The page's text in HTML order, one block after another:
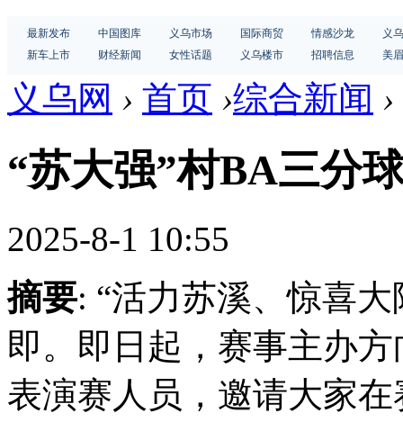
最新发布 中国图库 义乌市场 国际商贸 情感沙龙
义
新车上市
财经新闻 女性话题 义乌楼市 招聘信息 美
义乌网 › 首页 ›综合新闻 ›
“苏大强”村BA三分
2025-8-1 10:55
摘要: “活力苏溪、惊喜
即。即日起，赛事主办
表演赛人员，邀请大家